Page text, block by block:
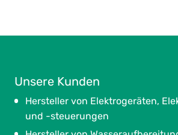
Unsere Kunden
Hersteller von Elektrogeräten,
und -steuerungen